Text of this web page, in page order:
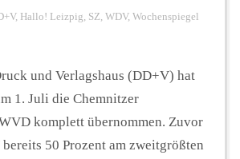
, Hallo! Leizpig, SZ, WDV, Wochenspiegel
und Verlagshaus (DD+V) hat
1. Juli die Chemnitzer
komplett übernommen. Zuvor
50 Prozent am zweitgrößten